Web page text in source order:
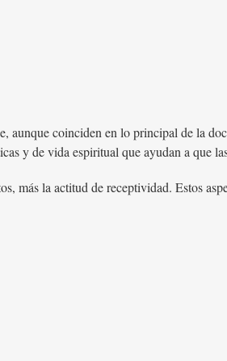
coinciden en lo principal de la
y de vida espiritual que ayudan a que
más la actitud de receptividad. Estos